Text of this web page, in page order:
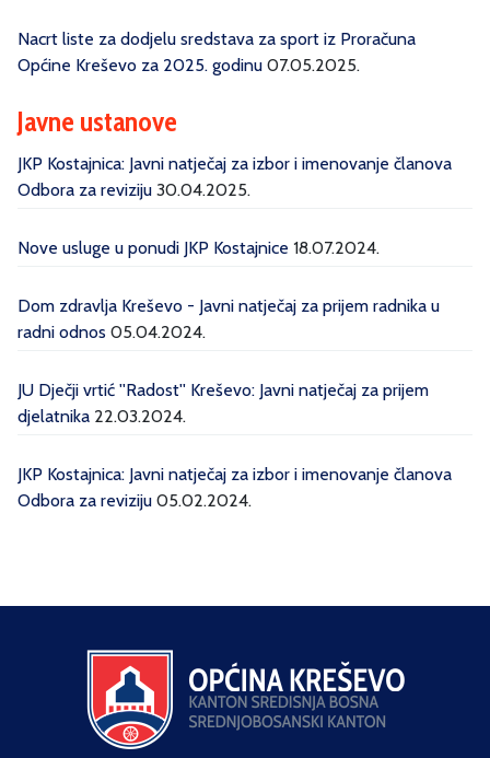
Nacrt liste za dodjelu sredstava za sport iz Proračuna
Općine Kreševo za 2025. godinu 07.05.2025.
Javne ustanove
JKP Kostajnica: Javni natječaj za izbor i imenovanje članova
Odbora za reviziju 30.04.2025.
Nove usluge u ponudi JKP Kostajnice 18.07.2024.
Dom zdravlja Kreševo - Javni natječaj za prijem radnika u
radni odnos 05.04.2024.
JU Dječji vrtić ''Radost'' Kreševo: Javni natječaj za prijem
djelatnika 22.03.2024.
JKP Kostajnica: Javni natječaj za izbor i imenovanje članova
Odbora za reviziju 05.02.2024.